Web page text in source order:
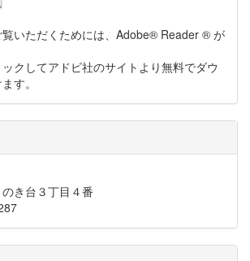
いただくためには、Adobe® Reader ® が
クしてアドビ社のサイトより無料でダウ
す。
き台３丁目４番